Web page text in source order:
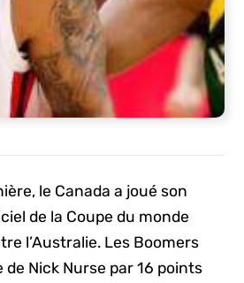
le Canada a joué son
de la Coupe du monde
l’Australie. Les Boomers
Nick Nurse par 16 points